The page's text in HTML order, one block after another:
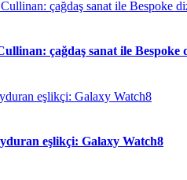
çağdaş sanat ile Bespoke
eşlikçi: Galaxy Watch8